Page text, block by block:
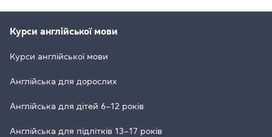
Курси англійської мови
Курси англійської мови
Англійська для дорослих
Англійська для дітей 6–12 років
Англійська для підлітків 13–17 років